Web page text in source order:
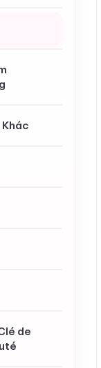
Khác
de